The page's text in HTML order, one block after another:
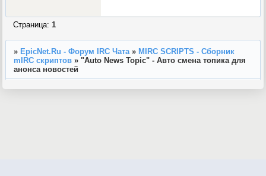
Страница: 1
» EpicNet.Ru - Форум IRC Чата » MIRC SCRIPTS - Сборник
mIRC скриптов » "Auto News Topic" - Авто смена топика для
анонса новостей